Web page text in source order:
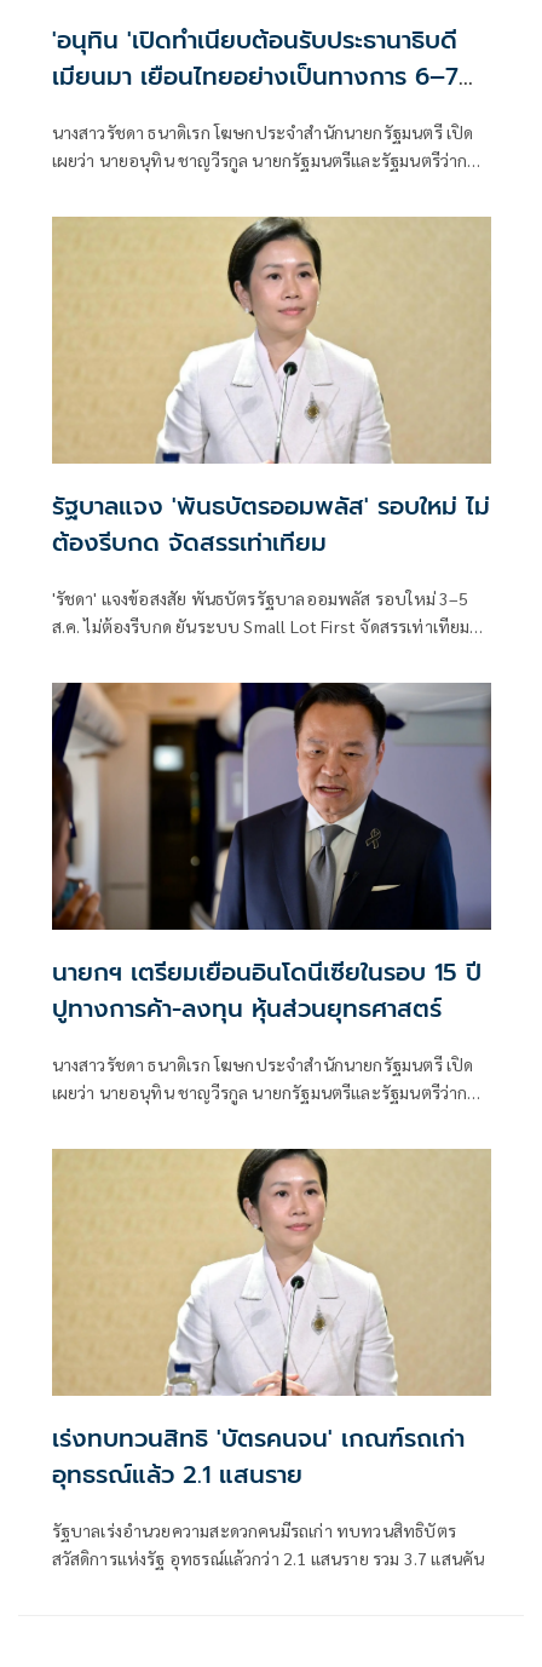
'อนุทิน 'เปิดทำเนียบต้อนรับประธานาธิบดี
เมียนมา เยือนไทยอย่างเป็นทางการ 6–7
นางสาวรัชดา ธนาดิเรก โฆษกประจำสำนักนายกรัฐมนตรี เปิด
เผยว่า นายอนุทิน ชาญวีรกูล นายกรัฐมนตรีและรัฐมนตรีว่าการ
รัฐบาลแจง 'พันธบัตรออมพลัส' รอบใหม่ ไม่
ต้องรีบกด จัดสรรเท่าเทียม
'รัชดา' แจงข้อสงสัย พันธบัตรรัฐบาลออมพลัส รอบใหม่ 3–5
ส.ค. ไม่ต้องรีบกด ยันระบบ Small Lot First จัดสรรเท่าเทียม
นายกฯ เตรียมเยือนอินโดนีเซียในรอบ 15 ปี
ปูทางการค้า-ลงทุน หุ้นส่วนยุทธศาสตร์
นางสาวรัชดา ธนาดิเรก โฆษกประจำสำนักนายกรัฐมนตรี เปิด
เผยว่า นายอนุทิน ชาญวีรกูล นายกรัฐมนตรีและรัฐมนตรีว่าการ
เป็นทางการ
เร่งทบทวนสิทธิ 'บัตรคนจน' เกณฑ์รถเก่า
อุทธรณ์แล้ว 2.1 แสนราย
รัฐบาลเร่งอำนวยความสะดวกคนมีรถเก่า ทบทวนสิทธิบัตร
สวัสดิการแห่งรัฐ อุทธรณ์แล้วกว่า 2.1 แสนราย รวม 3.7 แสนคัน